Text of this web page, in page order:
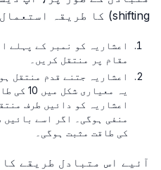
shifting) کا طریقہ استعمال کر سکتے ہیں:
اعشاریہ کو نمبر کے پہلے
مقام پر منتقل کریں۔
اعشاریہ جتنے قدم منتقل
یہ
کی طاقت مثبت ہوگی۔
آئیے اس متبادل طریقے